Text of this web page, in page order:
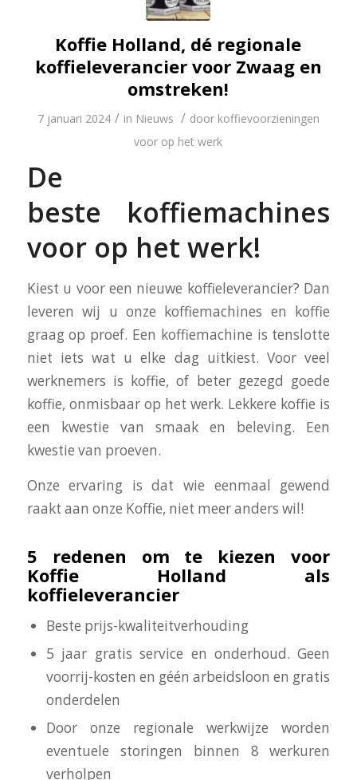
Koffie Holland, dé regionale
koffieleverancier voor Zwaag en
omstreken!
7 januari 2024 / in Nieuws / door koffievoorzieningen
voor op het werk
De
beste koffiemachines
voor op het werk!
Kiest u voor een nieuwe koffieleverancier? Dan
leveren wij u onze koffiemachines en koffie
graag op proef. Een koffiemachine is tenslotte
niet iets wat u elke dag uitkiest. Voor veel
werknemers is koffie, of beter gezegd goede
koffie, onmisbaar op het werk. Lekkere koffie is
een kwestie van smaak en beleving. Een
kwestie van proeven.
Onze ervaring is dat wie eenmaal gewend
raakt aan onze Koffie, niet meer anders wil!
5 redenen om te kiezen voor
Koffie Holland als
koffieleverancier
Beste prijs-kwaliteitverhouding
5 jaar gratis service en onderhoud. Geen
voorrij-kosten en géén arbeidsloon en gratis
onderdelen
Door onze regionale werkwijze worden
eventuele storingen binnen 8 werkuren
verholpen